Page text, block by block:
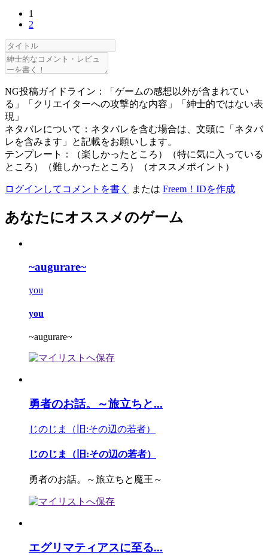
1
2
NG投稿ガイドライン：「ゲームの感想以外が含まれてい
る」「クリエイターへの攻撃的な内容」「紳士的ではない表
現」
ネタバレについて：ネタバレを含む場合は、文頭に「ネタバ
レを含みます」と記載をお願いします。
テンプレート：（楽しかったところ）（特に気に入っている
ところ）（難しかったところ）（オススメポイント）
ログインしてコメントを書く または Freem！IDを作成
あなたにオススメのゲーム
~augurare~
you
you
~augurare~
勇者のお話。～旅立ちと...
じのじま（旧:その辺の若者）
じのじま（旧:その辺の若者）
勇者のお話。～旅立ちと魔王～
エグリマティアスに至る...